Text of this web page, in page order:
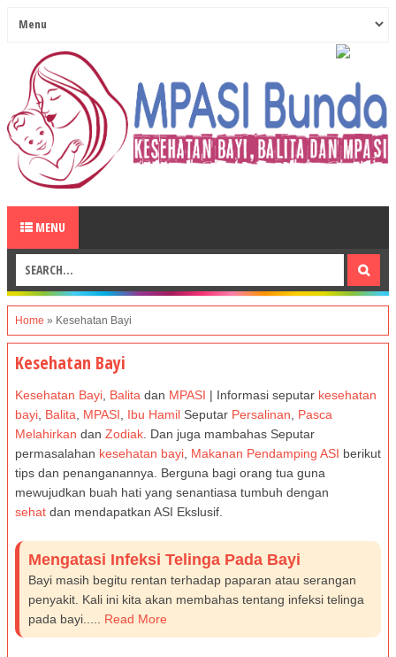
MENU
Home » Kesehatan Bayi
Kesehatan Bayi
Kesehatan Bayi Balita dan MPASI | Informasi seputar kesehatan
bayi Balita MPASI Ibu Hamil Seputar Persalinan
Pasca
Melahirkan dan Zodiak . Dan juga mambahas Seputar
permasalahan kesehatan bayi Makanan Pendamping ASI berikut
tips dan penanganannya. Berguna bagi orang tua guna
mewujudkan buah hati yang senantiasa tumbuh dengan
sehat dan mendapatkan ASI Ekslusif.
Mengatasi Infeksi Telinga Pada Bayi
Bayi masih begitu rentan terhadap paparan atau serangan
penyakit. Kali ini kita akan membahas tentang infeksi telinga
pada bayi..... Read More